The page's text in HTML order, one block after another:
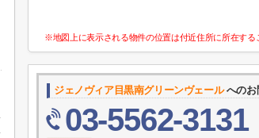
※地図上に表示される物件の位置は付近住所に所在する
ジェノヴィア目黒南グリーンヴェールへのお
03-5562-3131